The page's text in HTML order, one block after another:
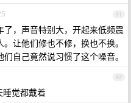
41
，声音特别大，开起来低频震
让他们修也不修，换也不换。
自己竟然说习惯了这个噪音。
42
觉都戴着